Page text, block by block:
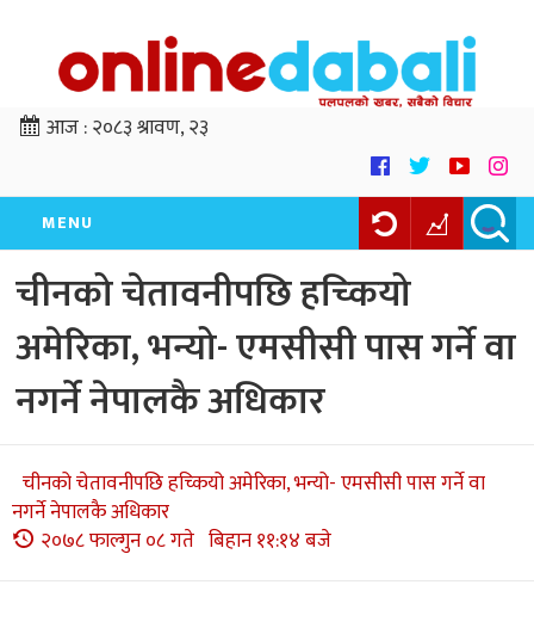
आज :२०८३ श्रावण, २३
MENU
चीनको चेतावनीपछि हच्कियो
अमेरिका, भन्यो- एमसीसी पास गर्ने वा
नगर्ने नेपालकै अधिकार
चीनको चेतावनीपछि हच्कियो अमेरिका, भन्यो- एमसीसी पास गर्ने वा
नगर्ने नेपालकै अधिकार
२०७८ फाल्गुन ०८ गते बिहान ११:१४ बजे